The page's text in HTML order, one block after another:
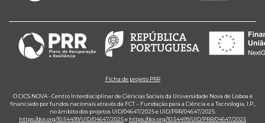
Ficha de projeto PRR
O CICS.NOVA - Centro Interdisciplinar de Ciências Sociais da Universidade Nova de Lisboa é
financiado por fundos nacionais através da FCT – Fundação para a Ciência e a Tecnologia, I.P.,
no âmbito dos projetos UID/04647/2025 e UID/PRR/04647/2025.
https://doi.org/10.54499/UID/04647/2025e https://doi.org/10.54499/UID/PRR/04647/2025